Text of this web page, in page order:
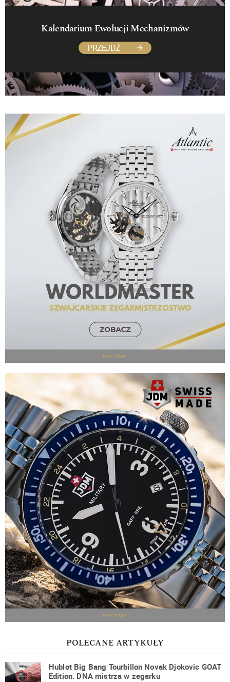
Kalendarium Ewolucji Mechanizmów
PRZEJDŹ
REKLAMA
REKLAMA
POLECANE ARTYKUŁY
Hublot Big Bang Tourbillon Novak Djokovic GOAT
Edition. DNA mistrza w zegarku